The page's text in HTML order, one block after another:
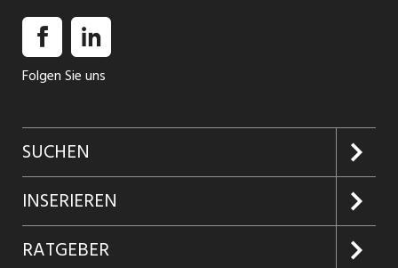
Folgen Sie uns
SUCHEN
Jobs suchen
Jobabo
INSERIEREN
Kundenlogin
RATGEBER